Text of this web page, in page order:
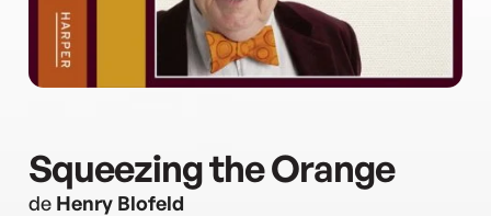
Squeezing the Orange
de Henry Blofeld